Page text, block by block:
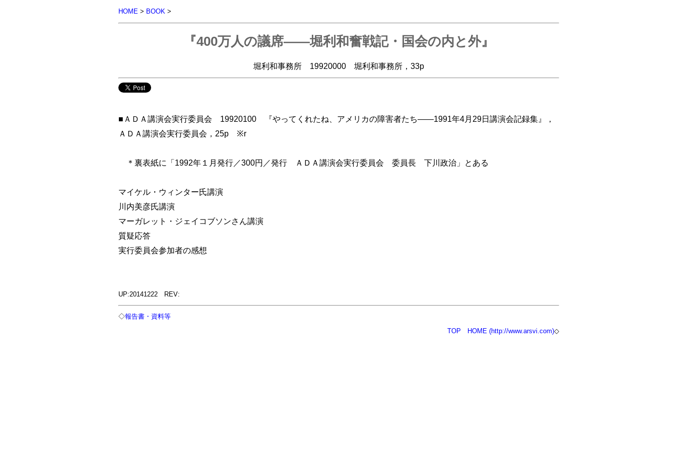
HOME> BOOK>
『400万人の議席――堀利和奮戦記・国会の内と外』
堀利和事務所 19920000 堀利和事務所，33p
■ＡＤＡ講演会実行委員会 19920100 『やってくれたね、アメリカの障害者たち――1991年4月29日講演会記録集』，
ＡＤＡ講演会実行委員会，25p ※r
＊裏表紙に「1992年１月発行／300円／発行 ＡＤＡ講演会実行委員会 委員長 下川政治」とある
マイケル・ウィンター氏講演
川内美彦氏講演
マーガレット・ジェイコブソンさん講演
質疑応答
実行委員会参加者の感想
UP:20141222 REV:
◇報告書・資料等
TOP
HOME (http://www.arsvi.com)◇